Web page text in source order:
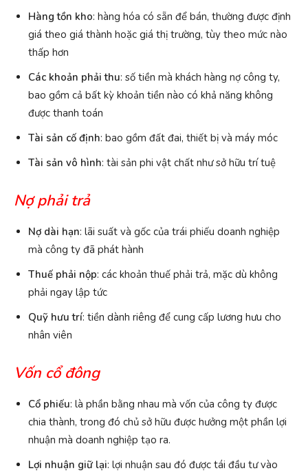
Hàng tồn kho: hàng hóa có sẵn để bán, thường được định
giá theo giá thành hoặc giá thị trường, tùy theo mức nào
thấp hơn
Các khoản phải thu: số tiền mà khách hàng nợ công ty,
bao gồm cả bất kỳ khoản tiền nào có khả năng không
được thanh toán
Tài sản cố định: bao gồm đất đai, thiết bị và máy móc
Tài sản vô hình: tài sản phi vật chất như sở hữu trí tuệ
Nợ phải trả
Nợ dài hạn: lãi suất và gốc của trái phiếu doanh nghiệp
mà công ty đã phát hành
Thuế phải nộp: các khoản thuế phải trả, mặc dù không
phải ngay lập tức
Quỹ hưu trí: tiền dành riêng để cung cấp lương hưu cho
nhân viên
Vốn cổ đông
Cổ phiếu: là phần bằng nhau mà vốn của công ty được
chia thành, trong đó chủ sở hữu được hưởng một phần lợi
nhuận mà doanh nghiệp tạo ra.
Lợi nhuận giữ lại: lợi nhuận sau đó được tái đầu tư vào